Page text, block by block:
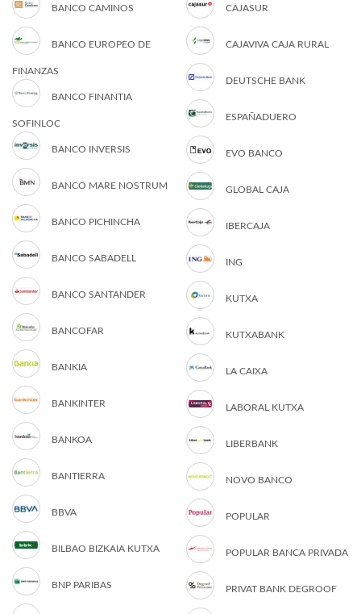
BANCO CAMINOS
BANCO EUROPEO DE
FINANZAS
BANCO FINANTIA
SOFINLOC
BANCO INVERSIS
BANCO MARE NOSTRUM
BANCO PICHINCHA
BANCO SABADELL
BANCO SANTANDER
BANCOFAR
BANKIA
BANKINTER
BANKOA
BANTIERRA
BBVA
BILBAO BIZKAIA KUTXA
BNP PARIBAS
CAJASUR
CAJAVIVA CAJA RURAL
DEUTSCHE BANK
ESPAÑADUERO
EVO BANCO
GLOBAL CAJA
IBERCAJA
ING
KUTXA
KUTXABANK
LA CAIXA
LABORAL KUTXA
LIBERBANK
NOVO BANCO
POPULAR
POPULAR BANCA PRIVADA
PRIVAT BANK DEGROOF